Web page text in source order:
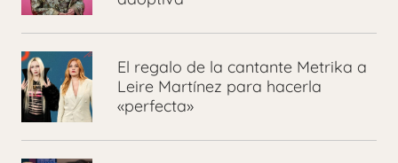
El regalo de la cantante Metrika a
Leire Martínez para hacerla
«perfecta»